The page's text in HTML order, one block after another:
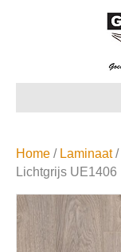
Home / Laminaat/
Lichtgrijs UE1406